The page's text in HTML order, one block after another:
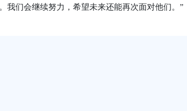
我们会继续努力，希望未来还能再次面对他们。”